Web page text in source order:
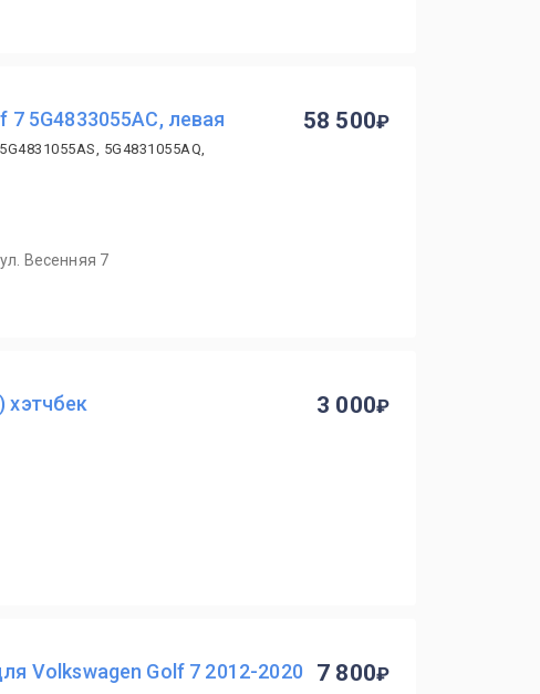
5G4833055AC, левая
5G4831055AQ,
Весенняя 7
58 500
хэтчбек 3 000
Volkswagen Golf 7 2012-2020 7 800